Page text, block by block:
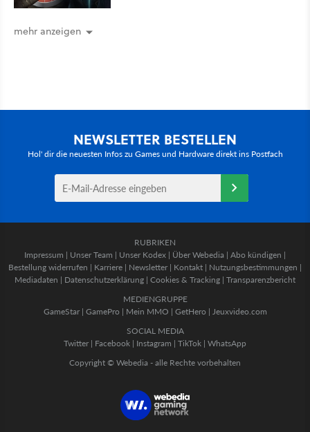
mehr anzeigen
NEWSLETTER BESTELLEN
Hol' dir die neuesten Infos zu Games und Hardware direkt ins Postfach
RUBRIKEN
Impressum | Unser Team | Unser Kodex | Über Webedia | Abo kündigen |
Bestellung widerrufen | Karriere | Newsletter | Kontakt | Nutzungsbestimmungen |
Mediadaten | Datenschutzerklärung | Cookies & Tracking | Transparenzbericht
MEDIENGRUPPE
GameStar| GamePro | Mein MMO | GetHero | Jeuxvideo.com
SOCIAL MEDIA
Twitter | Facebook | Instagram | TikTok | WhatsApp
Copyright © Webedia - alle Rechte vorbehalten